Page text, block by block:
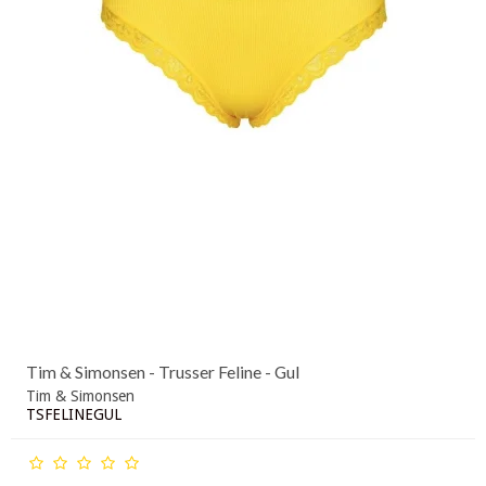
Tim & Simonsen - Trusser Feline - Gul
Tim & Simonsen
TSFELINEGUL